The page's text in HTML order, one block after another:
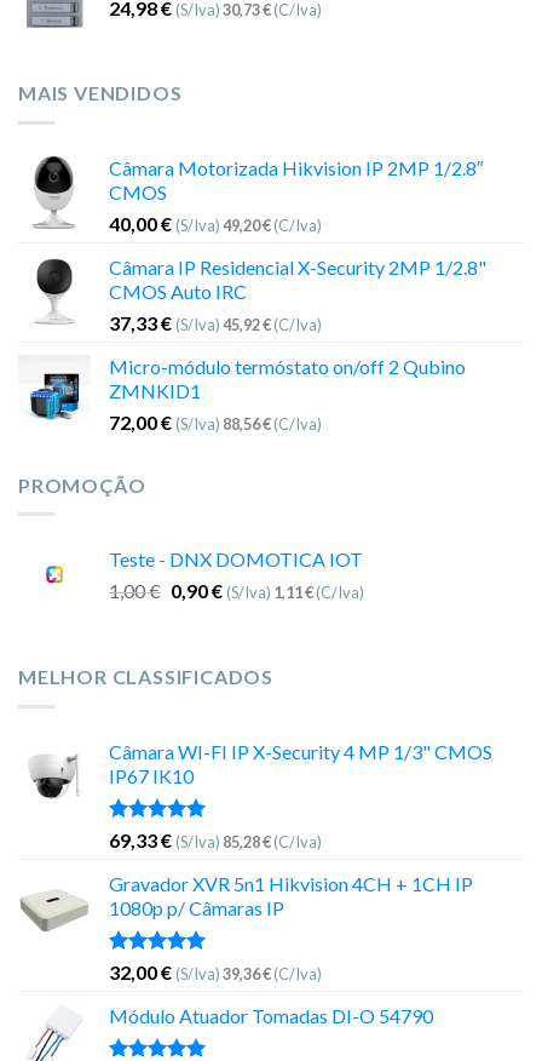
24,98€ (S/Iva)30,73€(C/Iva)
MAIS VENDIDOS
Câmara Motorizada Hikvision IP 2MP 1/2.8″
CMOS
40,00€ (S/Iva)49,20€(C/Iva)
Câmara IP Residencial X-Security 2MP 1/2.8"
CMOS Auto IRC
37,33€ (S/Iva)45,92€(C/Iva)
Micro-módulo termóstato on/off 2 Qubino
ZMNKID1
72,00€ (S/Iva) 88,56€(C/Iva)
PROMOÇÃO
Teste - DNX DOMOTICA IOT
1,00€ 0,90€ (S/Iva) 1,11€(C/Iva)
MELHOR CLASSIFICADOS
Câmara WI-FI IP X-Security 4 MP 1/3" CMOS
IP67 IK10
Avaliação
5.00
de 5
69,33€ (S/Iva) 85,28€(C/Iva)
Gravador XVR 5n1 Hikvision 4CH + 1CH IP
1080p p/ Câmaras IP
Avaliação
5.00
de 5
32,00€ (S/Iva)39,36€(C/Iva)
Módulo Atuador Tomadas DI-O 54790